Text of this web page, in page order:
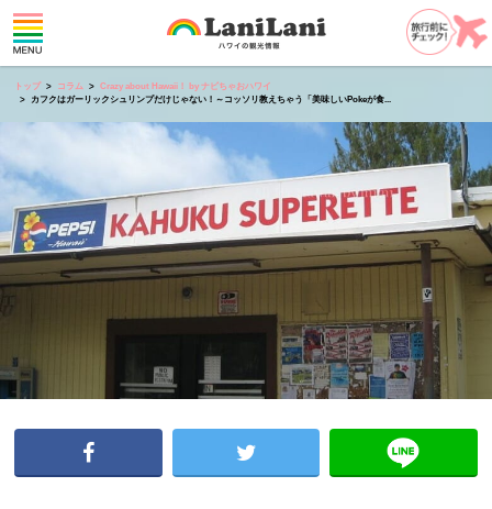
トップ コラム
Crazy about Hawaii！ by ナビちゃおハワイ
カフクはガーリックシュリンプだけじゃない！～コッソリ教えちゃう「美味しいPokeが食...